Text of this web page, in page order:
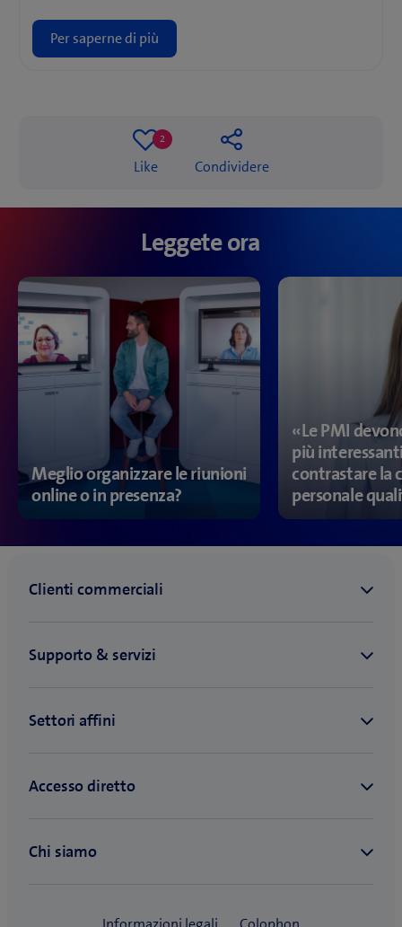
Per saperne di più
Like
2
2
Condividere
Leggete ora
Meglio organizzare le riunioni
online o in presenza?
«Le PMI
più
contrastare la
personale